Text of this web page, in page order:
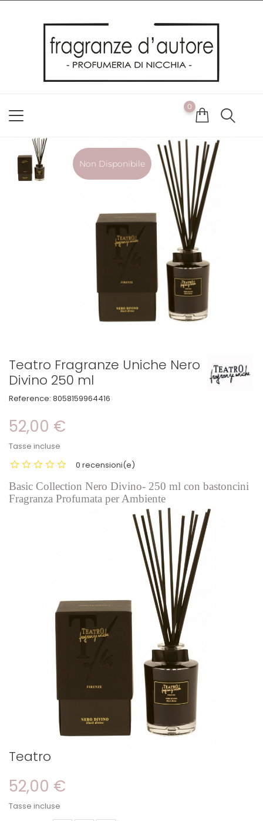
Utilizziamo i cookie per offrirti la migliore esperienza possibile
sul nostro sito web. Cliccando su OK, acconsenti alla nostra
politica sui cookie. Se desideri modificare le tue preferenze sui
cookie, puoi farlo
0
Non Disponibile
Teatro Fragranze Uniche Nero
Divino 250 ml
Reference: 8058159964416
52,00 €
Tasse incluse
0 recensioni(e)
Basic Collection Nero Divino- 250 ml con bastoncini
Fragranza Profumata per Ambiente
Teatro
52,00 €
Tasse incluse